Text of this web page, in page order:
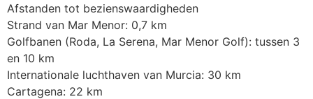
Afstanden tot bezienswaardigheden
Strand van Mar Menor: 0,7 km
Golfbanen (Roda, La Serena, Mar Menor Golf): tussen 3
en 10 km
Internationale luchthaven van Murcia: 30 km
Cartagena: 22 km